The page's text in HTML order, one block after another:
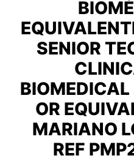
SENIOR
OR
MARIANO
REF